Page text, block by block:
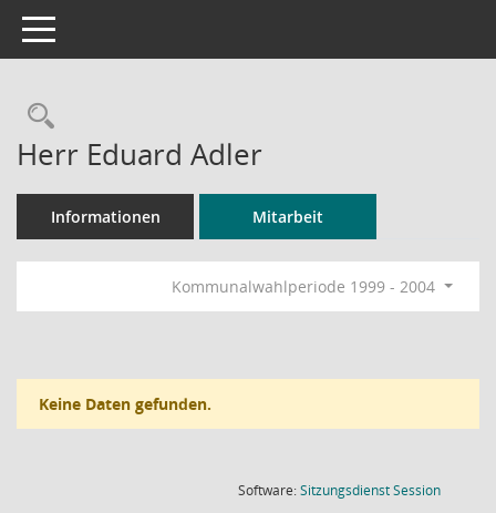
Toggle navigation
Rechercheauswahl
Herr Eduard Adler
Informationen Mitarbeit
Kommunalwahlperiode 1999 - 2004
Keine Daten gefunden.
Software:SitzungsdienstSession(Wird in